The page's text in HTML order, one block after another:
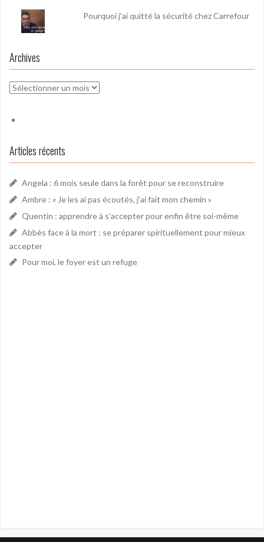
Pourquoi j'ai quitté la sécurité chez Carrefour
Archives
Archives
Articles récents
Angela : 6 mois seule dans la forêt pour se reconstruire
Ambre : « Je les ai pas écoutés, j’ai fait mon chemin »
Quentin : apprendre à s’accepter pour enfin être soi-même
Abbès face à la mort : se préparer spirituellement pour mieux
accepter
Pour moi, le foyer est un refuge